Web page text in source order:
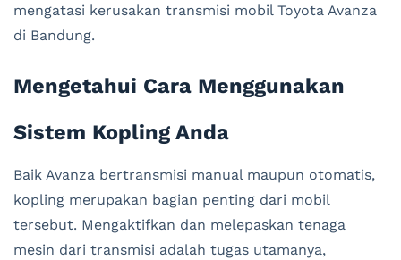
mengatasi kerusakan transmisi mobil Toyota Avanza
di Bandung.
Mengetahui Cara Menggunakan
Sistem Kopling Anda
Baik Avanza bertransmisi manual maupun otomatis,
kopling merupakan bagian penting dari mobil
tersebut. Mengaktifkan dan melepaskan tenaga
mesin dari transmisi adalah tugas utamanya,